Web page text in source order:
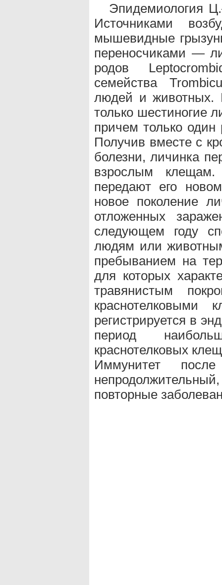
Эпидемиология
Источниками
мышевидные
переносчиками —
родов
семейства
людей и животных.
только шестиногие
причем только один
Получив вместе с
болезни, личинка
взрослым клещам.
передают его
новое поколение
отложенных
следующем году
людям или
пребыванием на
для которых
травянистым
краснотелковыми
регистрируется в
период
краснотелковых
Иммунитет
повторные